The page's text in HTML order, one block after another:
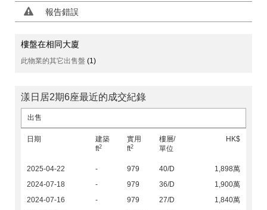
報告錯誤
樓盤在相同大廈
此物業的其它出售盤 (1)
漾日居2期6座最近的成交紀錄
出售
日期
建築
ft2
實用
ft2
樓層/
單位
HK$
2025-04-22 - 979 40/D
1,898萬
2024-07-18
- 979 36/D
1,900萬
2024-07-16
- 979 27/D
1,840萬